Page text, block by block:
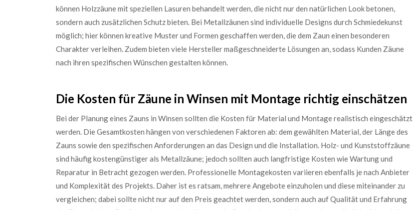
können Holzzäune mit speziellen Lasuren behandelt werden, die nicht nur den natürlichen Look betonen,
sondern auch zusätzlichen Schutz bieten. Bei Metallzäunen sind individuelle Designs durch Schmiedekunst
möglich; hier können kreative Muster und Formen geschaffen werden, die dem Zaun einen besonderen
Charakter verleihen. Zudem bieten viele Hersteller maßgeschneiderte Lösungen an, sodass Kunden Zäune
nach ihren spezifischen Wünschen gestalten können.
Die Kosten für Zäune in Winsen mit Montage richtig einschätzen
Bei der Planung eines Zauns in Winsen sollten die Kosten für Material und Montage realistisch eingeschätzt
werden. Die Gesamtkosten hängen von verschiedenen Faktoren ab: dem gewählten Material, der Länge des
Zauns sowie den spezifischen Anforderungen an das Design und die Installation. Holz- und Kunststoffzäune
sind häufig kostengünstiger als Metallzäune; jedoch sollten auch langfristige Kosten wie Wartung und
Reparatur in Betracht gezogen werden. Professionelle Montagekosten variieren ebenfalls je nach Anbieter
und Komplexität des Projekts. Daher ist es ratsam, mehrere Angebote einzuholen und diese miteinander zu
vergleichen; dabei sollte nicht nur auf den Preis geachtet werden, sondern auch auf Qualität und Erfahrung